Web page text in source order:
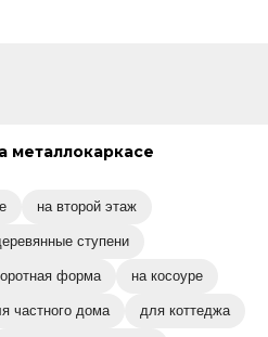
металлокаркасе
на второй этаж
ступени
форма на косоуре
частного дома для коттеджа